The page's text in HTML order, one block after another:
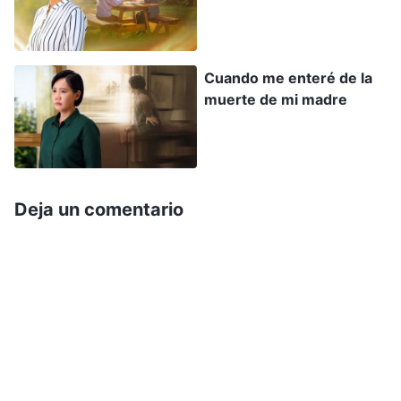
catástrofes ya han comenzado y no queda
mucho tiempo. Tengo que aprovechar este
tiempo para equiparme con la verdad. En este
momento, no estoy casada ni tengo ataduras
familiares, así que puedo hacer mi deber a
tiempo completo. Si me casara, sin duda me
quedaría atrapada en casa todo el día. También
Cuando me enteré de la
muerte de mi madre
Deja un comentario